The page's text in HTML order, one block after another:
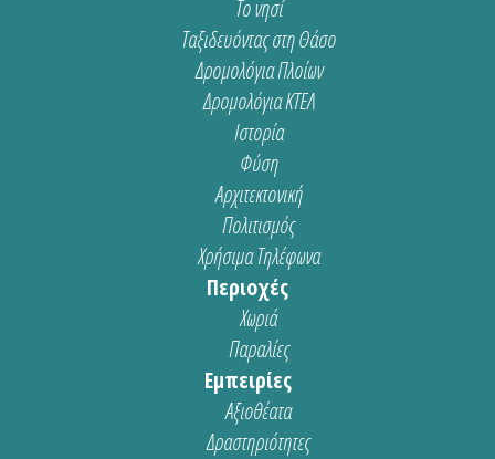
Το νησί
Ταξιδευόντας στη Θάσο
Δρομολόγια Πλοίων
Δρομολόγια ΚΤΕΛ
Ιστορία
Φύση
Αρχιτεκτονική
Πολιτισμός
Χρήσιμα Τηλέφωνα
Περιοχές
Χωριά
Παραλίες
Εμπειρίες
Αξιοθέατα
Δραστηριότητες